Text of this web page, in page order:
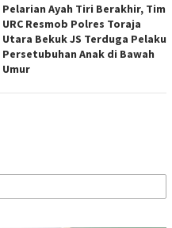
Pelarian Ayah Tiri Berakhir, Tim
URC Resmob Polres Toraja
Utara Bekuk JS Terduga Pelaku
Persetubuhan Anak di Bawah
Umur